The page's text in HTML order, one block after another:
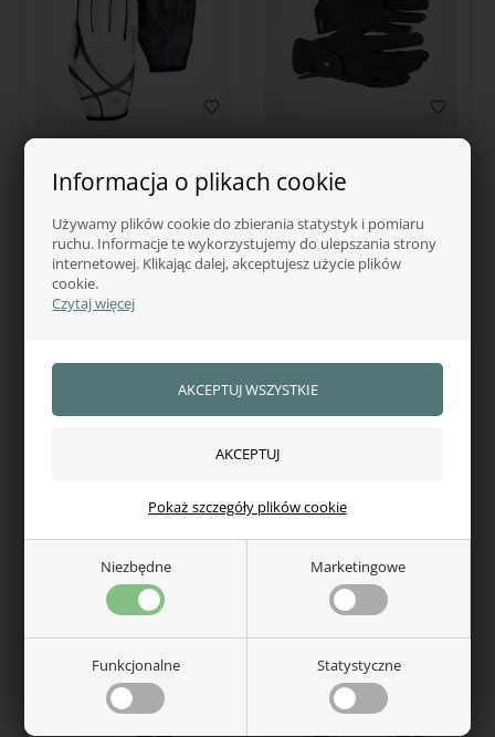
Informacja o plikach cookie
Używamy plików cookie do zbierania statystyk i pomiaru
ruchu. Informacje te wykorzystujemy do ulepszania strony
internetowej. Klikając dalej, akceptujesz użycie plików
cookie.
Czytaj więcej
Niezbędne Marketingowe
Funkcjonalne Statystyczne
Pokaż szczegóły plików cookie
Roeckl rękawiczki
171,00 zł
W magazynie — wysyłka od ręki
Roeckl rękawiczki
171,00 zł
Roeckl rękawiczki
jeździeckie Warwick junior
154,00zł
W magazynie — wysyłka od ręki
Roeckl Roeck-Grip zimowe
rękawiczki jeździeckie
194,00zł
W magazynie — wysyłka od ręki